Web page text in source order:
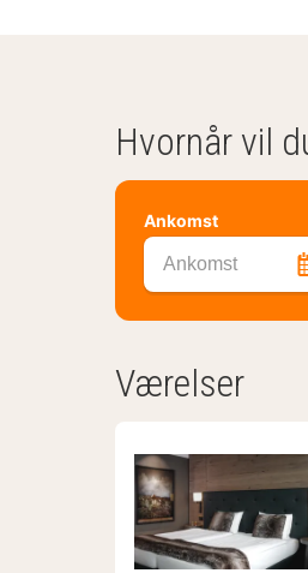
Hvornår vil
Ankomst
Ankomst
Værelser